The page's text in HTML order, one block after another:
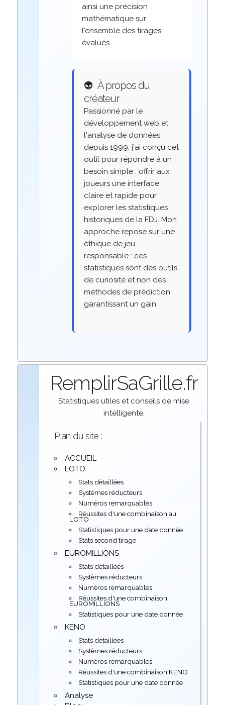
ainsi une précision
mathématique sur
l'ensemble des tirages
évalués.
👽 À propos du
créateur
Passionné par le
développement web et
l'analyse de données
depuis 1999, j'ai conçu cet
outil pour répondre à un
besoin simple : offrir aux
joueurs une interface
claire et rapide pour
explorer les statistiques
historiques de la FDJ. Mon
approche repose sur une
éthique de jeu
responsable : ces
statistiques sont des outils
de curiosité et non des
méthodes de prédiction
garantissant un gain.
RemplirSaGrille.fr
Statistiques utiles et conseils de mise
intelligente.
Plan du site :
ACCUEIL
LOTO
Stats détaillées
Systèmes réducteurs
Numéros remarquables
Réussites d'une combinaison au
LOTO
Statistiques pour une date donnée
Stats second tirage
EUROMILLIONS
Stats détaillées
Systèmes réducteurs
Numéros remarquables
Réussites d'une combinaison
EUROMILLIONS
Statistiques pour une date donnée
KENO
Stats détaillées
Systèmes réducteurs
Numéros remarquables
Réussites d'une combinaison KENO
Statistiques pour une date donnée
Analyse